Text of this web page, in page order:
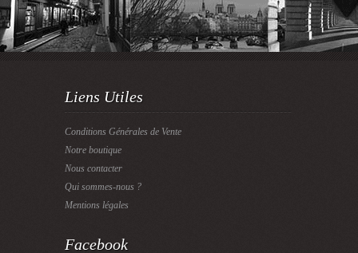
Liens Utiles
Conditions Générales de Vente
Notre boutique
Nous contacter
Qui sommes-nous ?
Mentions légales
Facebook